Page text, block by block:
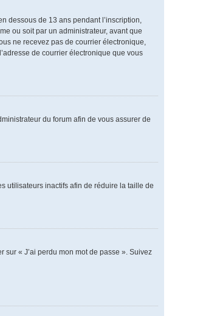
dessous de 13 ans pendant l’inscription,
ou soit par un administrateur, avant que
ne recevez pas de courrier électronique,
de courrier électronique que vous
du forum afin de vous assurer de
utilisateurs inactifs afin de réduire la taille de
« J’ai perdu mon mot de passe ». Suivez